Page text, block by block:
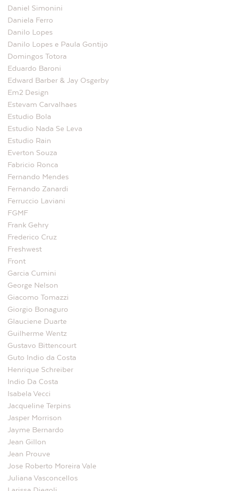
Daniel Simonini
Daniela Ferro
Danilo Lopes
Danilo Lopes e Paula Gontijo
Domingos Totora
Eduardo Baroni
Edward Barber & Jay Osgerby
Em2 Design
Estevam Carvalhaes
Estudio Bola
Estudio Nada Se Leva
Estudio Rain
Everton Souza
Fabricio Ronca
Fernando Mendes
Fernando Zanardi
Ferruccio Laviani
FGMF
Frank Gehry
Frederico Cruz
Freshwest
Front
Garcia Cumini
George Nelson
Giacomo Tomazzi
Giorgio Bonaguro
Glauciene Duarte
Guilherme Wentz
Gustavo Bittencourt
Guto Indio da Costa
Henrique Schreiber
Indio Da Costa
Isabela Vecci
Jacqueline Terpins
Jasper Morrison
Jayme Bernardo
Jean Gillon
Jean Prouve
Jose Roberto Moreira Vale
Juliana Vasconcellos